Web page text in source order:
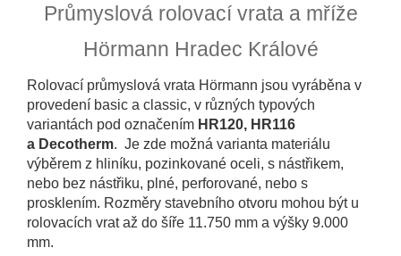
Průmyslová rolovací vrata a mříže
Hörmann Hradec Králové
Rolovací průmyslová vrata Hörmann jsou vyráběna v
provedení basic a classic, v různých typových
variantách pod označením HR120, HR116
a Decotherm. Je zde možná varianta materiálu
výběrem z hliníku, pozinkované oceli, s nástřikem,
nebo bez nástřiku, plné, perforované, nebo s
prosklením. Rozměry stavebního otvoru mohou být u
rolovacích vrat až do šíře 11.750 mm a výšky 9.000
mm.